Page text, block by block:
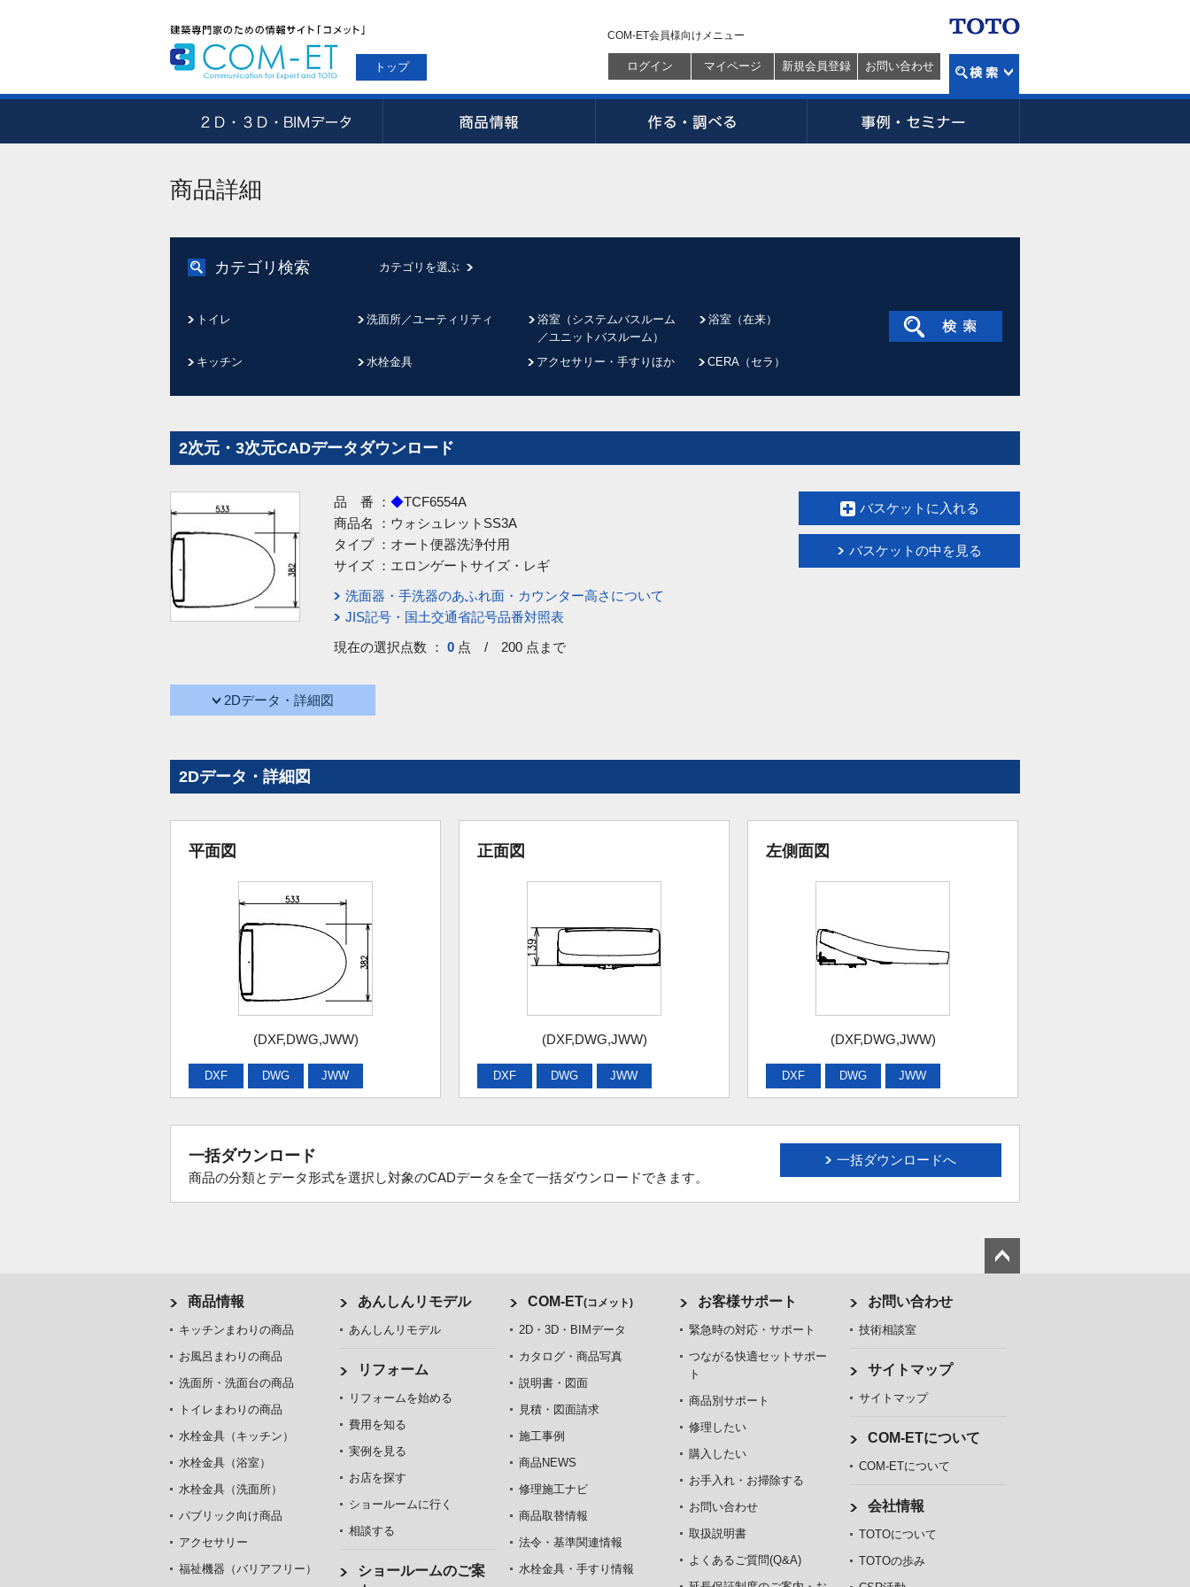
トップ
COM-ET会員様向けメニュー
ログイン マイページ 新規会員登録 お問い合わせ
商品詳細
カテゴリ検索 カテゴリを選ぶ
トイレ 洗面所／ユーティリティ
浴室（システムバスルーム
／ユニットバスルーム）
浴室（在来）
キッチン 水栓金具 アクセサリー・手すりほか CERA（セラ）
2次元・3次元CADデータダウンロード
品 番 ： ◆TCF6554A
商品名 ： ウォシュレットSS3A
タイプ ： オート便器洗浄付用
サイズ ： エロンゲートサイズ・レギ
洗面器・手洗器のあふれ面・カウンター高さについて
JIS記号・国土交通省記号品番対照表
現在の選択点数 ： 0 点 / 200 点まで
バスケットに入れる
バスケットの中を見る
2Dデータ・詳細図
2Dデータ・詳細図
平面図
(DXF,DWG,JWW)
DXF DWG JWW
正面図
(DXF,DWG,JWW)
DXF DWG JWW
左側面図
(DXF,DWG,JWW)
DXF DWG JWW
一括ダウンロードへ
一括ダウンロード
商品の分類とデータ形式を選択し対象のCADデータを全て一括ダウンロードできます。
商品情報
キッチンまわりの商品
お風呂まわりの商品
洗面所・洗面台の商品
トイレまわりの商品
水栓金具（キッチン）
水栓金具（浴室）
水栓金具（洗面所）
パブリック向け商品
アクセサリー
福祉機器（バリアフリー）
あんしんリモデル
あんしんリモデル
リフォーム
リフォームを始める
費用を知る
実例を見る
お店を探す
ショールームに行く
相談する
ショールームのご案
COM-ET(コメット)
2D・3D・BIMデータ
カタログ・商品写真
説明書・図面
見積・図面請求
施工事例
商品NEWS
修理施工ナビ
商品取替情報
法令・基準関連情報
水栓金具・手すり情報
お客様サポート
緊急時の対応・サポート
つながる快適セットサポー
ト
商品別サポート
修理したい
購入したい
お手入れ・お掃除する
お問い合わせ
取扱説明書
よくあるご質問(Q&A)
お問い合わせ
技術相談室
サイトマップ
サイトマップ
COM-ETについて
COM-ETについて
会社情報
TOTOについて
TOTOの歩み